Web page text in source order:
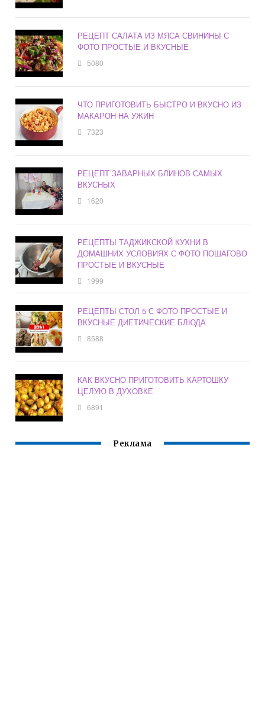
РЕЦЕПТ САЛАТА ИЗ МЯСА СВИНИНЫ С
ФОТО ПРОСТЫЕ И ВКУСНЫЕ
5080
ЧТО ПРИГОТОВИТЬ БЫСТРО И ВКУСНО ИЗ
МАКАРОН НА УЖИН
7323
РЕЦЕПТ ЗАВАРНЫХ БЛИНОВ САМЫХ
ВКУСНЫХ
1620
РЕЦЕПТЫ ТАДЖИКСКОЙ КУХНИ В
ДОМАШНИХ УСЛОВИЯХ С ФОТО ПОШАГОВО
ПРОСТЫЕ И ВКУСНЫЕ
1999
РЕЦЕПТЫ СТОЛ 5 С ФОТО ПРОСТЫЕ И
ВКУСНЫЕ ДИЕТИЧЕСКИЕ БЛЮДА
8588
КАК ВКУСНО ПРИГОТОВИТЬ КАРТОШКУ
ЦЕЛУЮ В ДУХОВКЕ
6891
Реклама